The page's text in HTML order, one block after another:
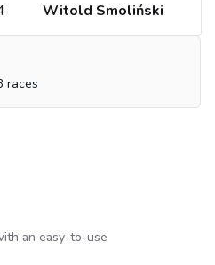
Witold Smoliński
races
an easy-to-use